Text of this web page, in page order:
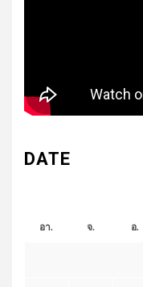
DATE
อา. จ. อ.